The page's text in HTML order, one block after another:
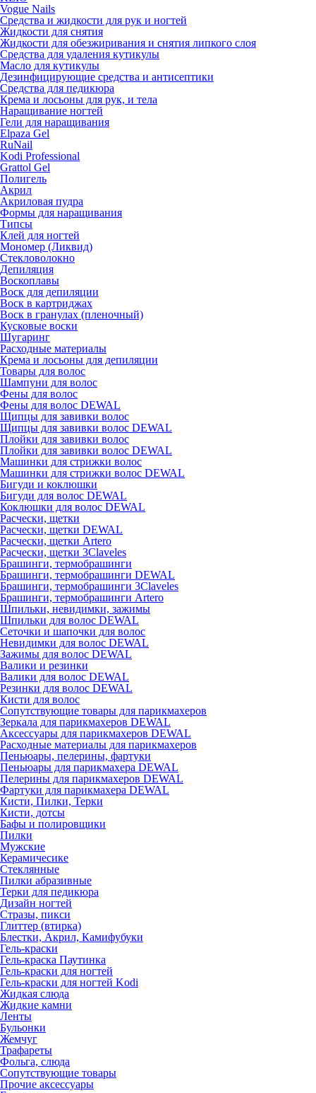
Vogue Nails
Средства и жидкости для рук и ногтей
Жидкости для снятия
Жидкости для обезжиривания и снятия липкого слоя
Средства для удаления кутикулы
Масло для кутикулы
Дезинфицирующие средства и антисептики
Средства для педикюра
Крема и лосьоны для рук, и тела
Наращивание ногтей
Гели для наращивания
Elpaza Gel
RuNail
Kodi Professional
Grattol Gel
Полигель
Акрил
Акриловая пудра
Формы для наращивания
Типсы
Клей для ногтей
Мономер (Ликвид)
Стекловолокно
Депиляция
Воскоплавы
Воск для депиляции
Воск в картриджах
Воск в гранулах (пленочный)
Кусковые воски
Шугаринг
Расходные материалы
Крема и лосьоны для депиляции
Товары для волос
Шампуни для волос
Фены для волос
Фены для волос DEWAL
Щипцы для завивки волос
Щипцы для завивки волос DEWAL
Плойки для завивки волос
Плойки для завивки волос DEWAL
Машинки для стрижки волос
Машинки для стрижки волос DEWAL
Бигуди и коклюшки
Бигуди для волос DEWAL
Коклюшки для волос DEWAL
Расчески, щетки
Расчески, щетки DEWAL
Расчески, щетки Artero
Расчески, щетки 3Claveles
Брашинги, термобрашинги
Брашинги, термобрашинги DEWAL
Брашинги, термобрашинги 3Claveles
Брашинги, термобрашинги Artero
Шпильки, невидимки, зажимы
Шпильки для волос DEWAL
Сеточки и шапочки для волос
Невидимки для волос DEWAL
Зажимы для волос DEWAL
Валики и резинки
Валики для волос DEWAL
Резинки для волос DEWAL
Кисти для волос
Сопутствующие товары для парикмахеров
Зеркала для парикмахеров DEWAL
Аксессуары для парикмахеров DEWAL
Расходные материалы для парикмахеров
Пеньюары, пелерины, фартуки
Пеньюары для парикмахера DEWAL
Пелерины для парикмахеров DEWAL
Фартуки для парикмахера DEWAL
Кисти, Пилки, Терки
Кисти, дотсы
Бафы и полировщики
Пилки
Мужские
Керамичесике
Стеклянные
Пилки абразивные
Терки для педикюра
Дизайн ногтей
Стразы, пикси
Глиттер (втирка)
Блестки, Акрил, Камифубуки
Гель-краски
Гель-краска Паутинка
Гель-краски для ногтей
Гель-краски для ногтей Kodi
Жидкая слюда
Жидкие камни
Ленты
Бульонки
Жемчуг
Трафареты
Фольга, слюда
Сопутствующие товары
Прочие аксессуары